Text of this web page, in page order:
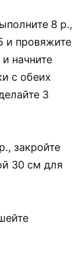
8 р.,
и провяжите
начните
с обеих
3
закройте
30 см для